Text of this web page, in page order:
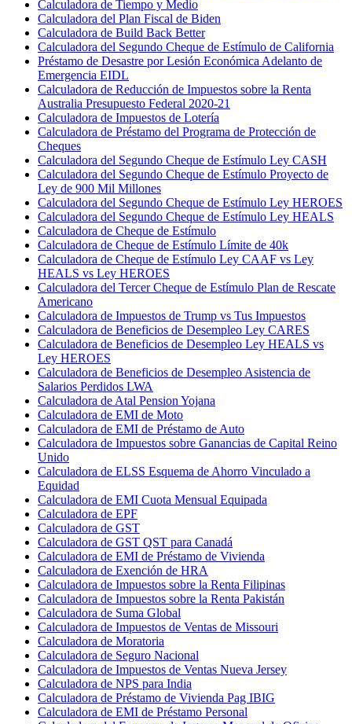
Calculadora de Tiempo y Medio
Calculadora del Plan Fiscal de Biden
Calculadora de Build Back Better
Calculadora del Segundo Cheque de Estímulo de California
Préstamo de Desastre por Lesión Económica Adelanto de
Emergencia EIDL
Calculadora de Reducción de Impuestos sobre la Renta
Australia Presupuesto Federal 2020-21
Calculadora de Impuestos de Lotería
Calculadora de Préstamo del Programa de Protección de
Cheques
Calculadora del Segundo Cheque de Estímulo Ley CASH
Calculadora del Segundo Cheque de Estímulo Proyecto de
Ley de 900 Mil Millones
Calculadora del Segundo Cheque de Estímulo Ley HEROES
Calculadora del Segundo Cheque de Estímulo Ley HEALS
Calculadora de Cheque de Estímulo
Calculadora de Cheque de Estímulo Límite de 40k
Calculadora de Cheque de Estímulo Ley CAAF vs Ley
HEALS vs Ley HEROES
Calculadora del Tercer Cheque de Estímulo Plan de Rescate
Americano
Calculadora de Impuestos de Trump vs Tus Impuestos
Calculadora de Beneficios de Desempleo Ley CARES
Calculadora de Beneficios de Desempleo Ley HEALS vs
Ley HEROES
Calculadora de Beneficios de Desempleo Asistencia de
Salarios Perdidos LWA
Calculadora de Atal Pension Yojana
Calculadora de EMI de Moto
Calculadora de EMI de Préstamo de Auto
Calculadora de Impuestos sobre Ganancias de Capital Reino
Unido
Calculadora de ELSS Esquema de Ahorro Vinculado a
Equidad
Calculadora de EMI Cuota Mensual Equipada
Calculadora de EPF
Calculadora de GST
Calculadora de GST QST para Canadá
Calculadora de EMI de Préstamo de Vivienda
Calculadora de Exención de HRA
Calculadora de Impuestos sobre la Renta Filipinas
Calculadora de Impuestos sobre la Renta Pakistán
Calculadora de Suma Global
Calculadora de Impuestos de Ventas de Missouri
Calculadora de Moratoria
Calculadora de Seguro Nacional
Calculadora de Impuestos de Ventas Nueva Jersey
Calculadora de NPS para India
Calculadora de Préstamo de Vivienda Pag IBIG
Calculadora de EMI de Préstamo Personal